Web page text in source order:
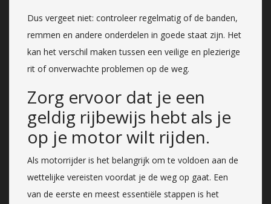
Dus vergeet niet: controleer regelmatig of de banden,
remmen en andere onderdelen in goede staat zijn. Het
kan het verschil maken tussen een veilige en plezierige
rit of onverwachte problemen op de weg.
Zorg ervoor dat je een
geldig rijbewijs hebt als je
op je motor wilt rijden.
Als motorrijder is het belangrijk om te voldoen aan de
wettelijke vereisten voordat je de weg op gaat. Een
van de eerste en meest essentiële stappen is het